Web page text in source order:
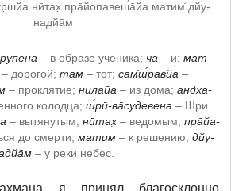
нӣтах̣ пра̄йопавеш́а̄йа матим̇ дйу-
надйа̄м
– в образе ученика; ча – и; мат –
– дорогой; там – тот; сам̇ш́ра̄вйа –
– проклятие; нилайа – из дома; андха-
колодца; ш́рӣ-ва̄судевена – Шри
– вытянутым; нӣтах̣– ведомым; пра̄йа-
до смерти; матим– к решению; дйу-
– у реки небес.
я принял благосклонно.